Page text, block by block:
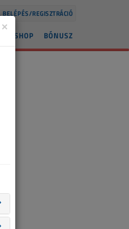
BELÉPÉS/REGISZTRÁCIÓ
BÓNUSZ
SHOP
×